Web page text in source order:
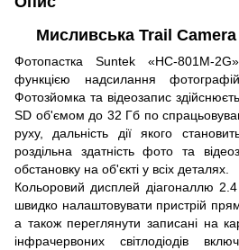
Мисливська Trail
Фотопастка Suntek «НС-801M-
функцією надсилання
Фотозйомка та відеозапис
SD об'ємом до 32 Гб по
руху, дальність дії якого
роздільна здатність фото та
обстановку на об'єкті у всіх деталях.
Кольоровий дисплей діагоналлю
швидко налаштовувати пристрій
а також переглянути записані на
інфрачервоних світлодіодів